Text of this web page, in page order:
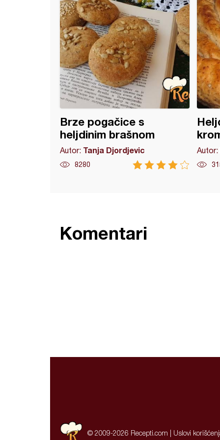
Brze pogačice s
heljdinim brašnom
Autor: Tanja Djordjevic
8280
Autor:
Komentari
© 2009-2026 Recepti.com | Uslovi